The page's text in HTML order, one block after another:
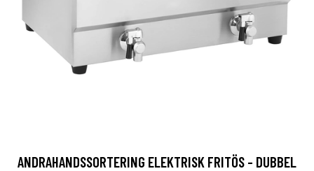
ANDRAHANDSSORTERING ELEKTRISK FRITÖS - DUBBEL